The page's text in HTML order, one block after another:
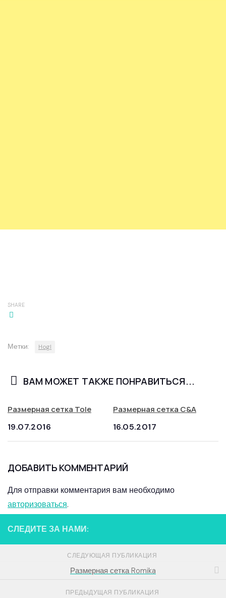
SHARE
Метки: Hogl
ВАМ МОЖЕТ ТАКЖЕ ПОНРАВИТЬСЯ...
Размерная сетка Tole
19.07.2016
Размерная сетка C&A
16.05.2017
ДОБАВИТЬ КОММЕНТАРИЙ
Для отправки комментария вам необходимо
авторизоваться.
СЛЕДИТЕ ЗА НАМИ:
СЛЕДУЮЩАЯ ПУБЛИКАЦИЯ
Размерная сетка Romika
ПРЕДЫДУЩАЯ ПУБЛИКАЦИЯ